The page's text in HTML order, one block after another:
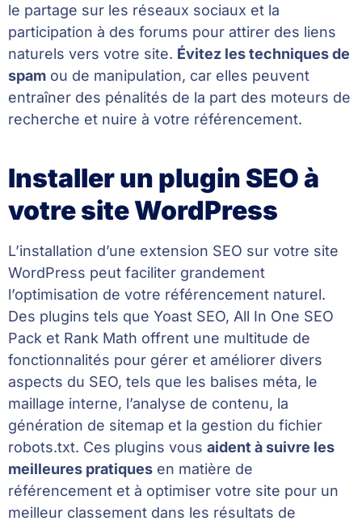
le partage sur les réseaux sociaux et la
participation à des forums pour attirer des liens
naturels vers votre site. Évitez les techniques de
spam ou de manipulation, car elles peuvent
entraîner des pénalités de la part des moteurs de
recherche et nuire à votre référencement.
Installer un plugin SEO à
votre site WordPress
L’installation d’une extension SEO sur votre site
WordPress peut faciliter grandement
l’optimisation de votre référencement naturel.
Des plugins tels que Yoast SEO, All In One SEO
Pack et Rank Math offrent une multitude de
fonctionnalités pour gérer et améliorer divers
aspects du SEO, tels que les balises méta, le
maillage interne, l’analyse de contenu, la
génération de sitemap et la gestion du fichier
robots.txt. Ces plugins vous aident à suivre les
meilleures pratiques en matière de
référencement et à optimiser votre site pour un
meilleur classement dans les résultats de